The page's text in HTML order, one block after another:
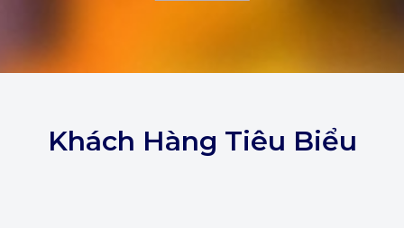
Khách Hàng Tiêu Biểu